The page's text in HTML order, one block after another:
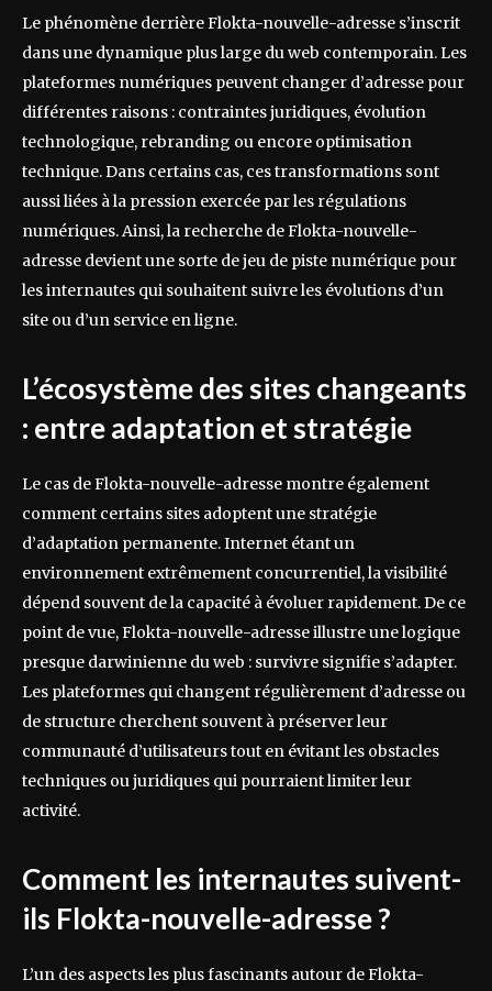
Le phénomène derrière Flokta-nouvelle-adresse s’inscrit
dans une dynamique plus large du web contemporain. Les
plateformes numériques peuvent changer d’adresse pour
différentes raisons : contraintes juridiques, évolution
technologique, rebranding ou encore optimisation
technique. Dans certains cas, ces transformations sont
aussi liées à la pression exercée par les régulations
numériques. Ainsi, la recherche de Flokta-nouvelle-
adresse devient une sorte de jeu de piste numérique pour
les internautes qui souhaitent suivre les évolutions d’un
site ou d’un service en ligne.
L’écosystème des sites changeants
: entre adaptation et stratégie
Le cas de Flokta-nouvelle-adresse montre également
comment certains sites adoptent une stratégie
d’adaptation permanente. Internet étant un
environnement extrêmement concurrentiel, la visibilité
dépend souvent de la capacité à évoluer rapidement. De ce
point de vue, Flokta-nouvelle-adresse illustre une logique
presque darwinienne du web : survivre signifie s’adapter.
Les plateformes qui changent régulièrement d’adresse ou
de structure cherchent souvent à préserver leur
communauté d’utilisateurs tout en évitant les obstacles
techniques ou juridiques qui pourraient limiter leur
activité.
Comment les internautes suivent-
ils Flokta-nouvelle-adresse ?
L’un des aspects les plus fascinants autour de Flokta-